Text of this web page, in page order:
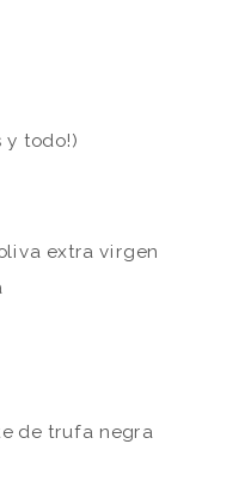
y todo!)
extra virgen
de trufa negra